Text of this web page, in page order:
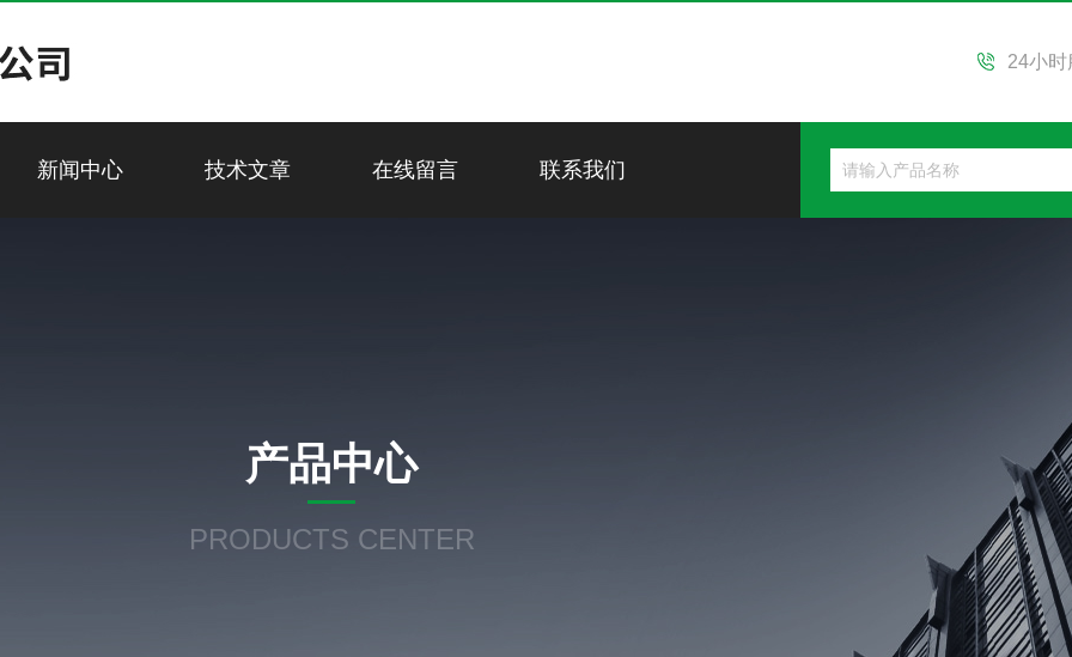
24小
新闻中心 技术文章 在线留言 联系我们
产品中心
PRODUCTS CENTER